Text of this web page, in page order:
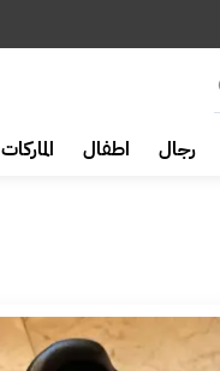
رجال اطفال الماركات